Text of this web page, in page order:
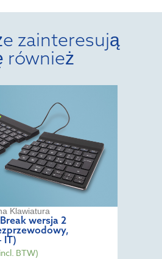
zainteresują
również
Klawiatura
wersja 2
IT)
BTW)